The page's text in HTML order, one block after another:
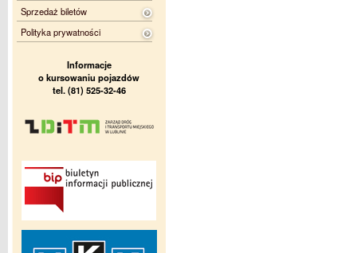
Sprzedaż biletów
Polityka prywatności
Informacje
o kursowaniu pojazdów
tel. (81) 525-32-46